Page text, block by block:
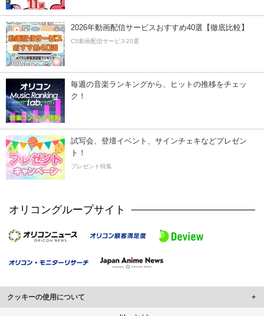
2026年動画配信サービスおすすめ40選【徹底比較】
CS動画配信サービス20選
毎週の音楽ランキングから、ヒットの推移をチェッ
ク！
試写会、登壇イベント、サインチェキなどプレゼン
ト！
プレゼント特集
オリコングループサイト
クッキーの使用について